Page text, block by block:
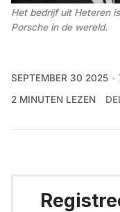
Het bedrijf uit Heteren
Porsche in de wereld.
SEPTEMBER 30 2025
2 MINUTEN LEZEN